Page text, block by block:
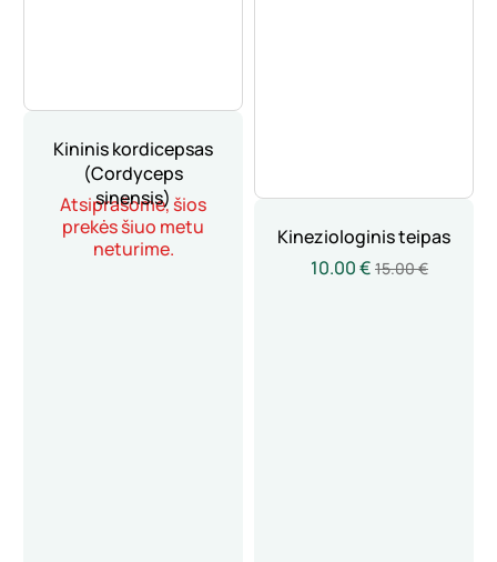
Kininis kordicepsas
(Cordyceps
sinensis)
Atsiprašome, šios
prekės šiuo metu
neturime.
Kineziologinis teipas
10.00 € 15.00 €